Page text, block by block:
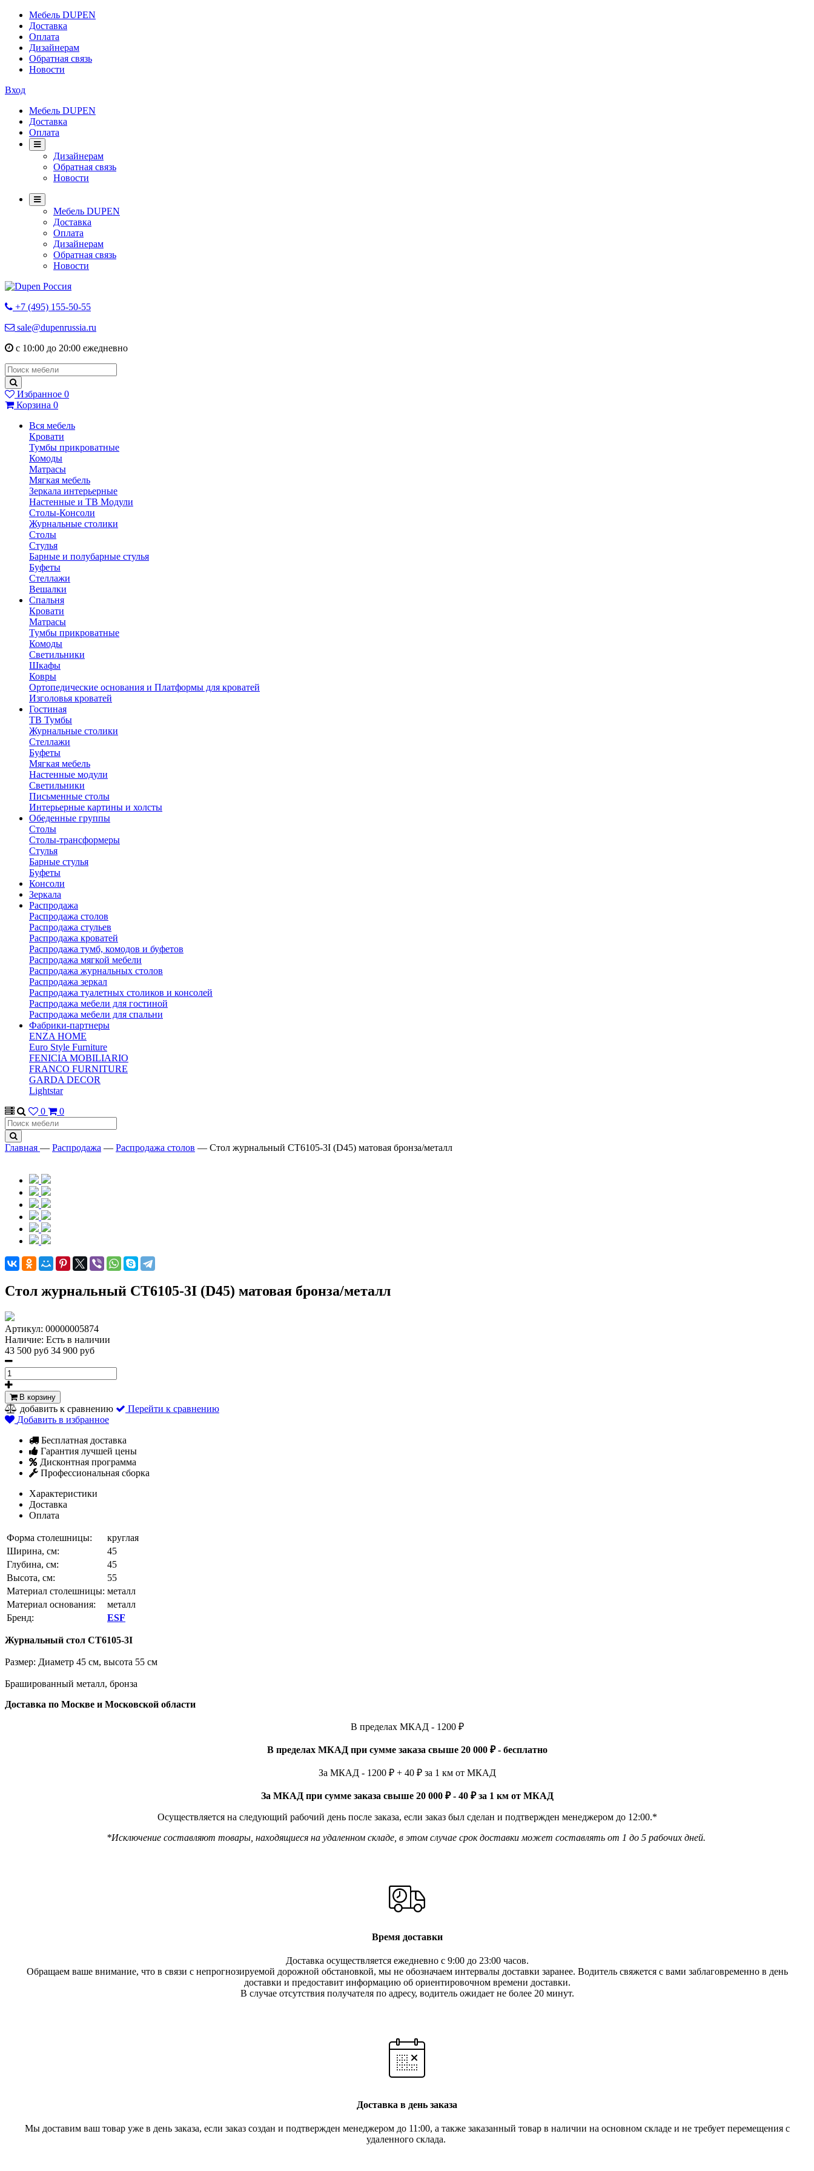
Мебель DUPEN
Доставка
Оплата
Дизайнерам
Обратная связь
Новости
Вход
Мебель DUPEN
Доставка
Оплата
Дизайнерам
Обратная связь
Новости
Мебель DUPEN
Доставка
Оплата
Дизайнерам
Обратная связь
Новости
+7 (495) 155-50-55
sale@dupenrussia.ru
с 10:00 до 20:00 ежедневно
Избранное 0
Корзина 0
Вся мебель
Кровати
Тумбы прикроватные
Комоды
Матрасы
Мягкая мебель
Зеркала интерьерные
Настенные и ТВ Модули
Столы-Консоли
Журнальные столики
Столы
Стулья
Барные и полубарные стулья
Буфеты
Стеллажи
Вешалки
Cпальня
Кровати
Матрасы
Тумбы прикроватные
Комоды
Светильники
Шкафы
Ковры
Ортопедические основания и Платформы для кроватей
Изголовья кроватей
Гостиная
ТВ Тумбы
Журнальные столики
Стеллажи
Буфеты
Мягкая мебель
Настенные модули
Светильники
Письменные столы
Интерьерные картины и холсты
Обеденные группы
Столы
Столы-трансформеры
Стулья
Барные стулья
Буфеты
Консоли
Зеркала
Распродажа
Распродажа столов
Распродажа стульев
Распродажа кроватей
Распродажа тумб, комодов и буфетов
Распродажа мягкой мебели
Распродажа журнальных столов
Распродажа зеркал
Распродажа туалетных столиков и консолей
Распродажа мебели для гостиной
Распродажа мебели для спальни
Фабрики-партнеры
ENZA HOME
Euro Style Furniture
FENICIA MOBILIARIO
FRANCO FURNITURE
GARDA DECOR
Lightstar
0
0
Главная — Распродажа — Распродажа столов — Стол журнальный CT6105-3I (D45) матовая бронза/металл
Стол журнальный CT6105-3I (D45) матовая бронза/металл
Артикул: 00000005874
Наличие: Есть в наличии
43 500 руб 34 900 руб
В корзину
добавить к сравнению
Перейти к сравнению
Добавить в избранное
Бесплатная доставка
Гарантия лучшей цены
Дисконтная программа
Профессиональная сборка
Характеристики
Доставка
Оплата
Форма столешницы:
круглая
Ширина, см:
45
Глубина, см:
45
Высота, см:
55
Материал столешницы: металл
Материал основания:
металл
Бренд:
ESF
Журнальный стол CT6105-3I
Размер: Диаметр 45 см, высота 55 см
Брашированный металл, бронза
Доставка по Москве и Московской области
В пределах МКАД - 1200 ₽
В пределах МКАД при сумме заказа свыше 20 000 ₽ - бесплатно
За МКАД - 1200 ₽ + 40 ₽ за 1 км от МКАД
За МКАД при сумме заказа свыше 20 000 ₽ - 40 ₽ за 1 км от МКАД
Осуществляется на следующий рабочий день после заказа, если заказ был сделан и подтвержден менеджером до 12:00.*
*Исключение составляют товары, находящиеся на удаленном складе, в этом случае срок доставки может составлять от 1 до 5 рабочих дней.
Время доставки
Доставка осуществляется ежедневно с 9:00 до 23:00 часов.
Обращаем ваше внимание, что в связи с непрогнозируемой дорожной обстановкой, мы не обозначаем интервалы доставки заранее. Водитель свяжется с вами заблаговременно в день
доставки и предоставит информацию об ориентировочном времени доставки.
В случае отсутствия получателя по адресу, водитель ожидает не более 20 минут.
Доставка в день заказа
Мы доставим ваш товар уже в день заказа, если заказ создан и подтвержден менеджером до 11:00, а также заказанный товар в наличии на основном складе и не требует перемещения с
удаленного склада.